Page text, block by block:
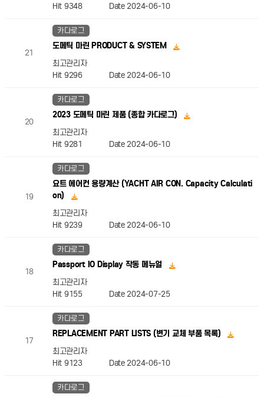
Hit 9348 Date 2024-06-10
21
카다로그
도메틱 마린 PRODUCT & SYSTEM
최고관리자
Hit 9296 Date 2024-06-10
20
카다로그
2023 도메틱 마린 제품 (종합 카다로그)
최고관리자
Hit 9281 Date 2024-06-10
19
카다로그
요트 에어컨 용량계산 (YACHT AIR CON. Capacity Calculati
on)
최고관리자
Hit 9239 Date 2024-06-10
18
카다로그
Passport IO Display 작동 메뉴얼
최고관리자
Hit 9155 Date 2024-07-25
17
카다로그
REPLACEMENT PART LISTS (변기 교체 부품 목록)
최고관리자
Hit 9123 Date 2024-06-10
카다로그